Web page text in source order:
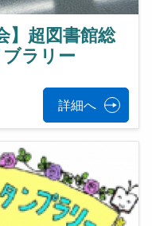
】超図書館総
ラリー
詳細へ